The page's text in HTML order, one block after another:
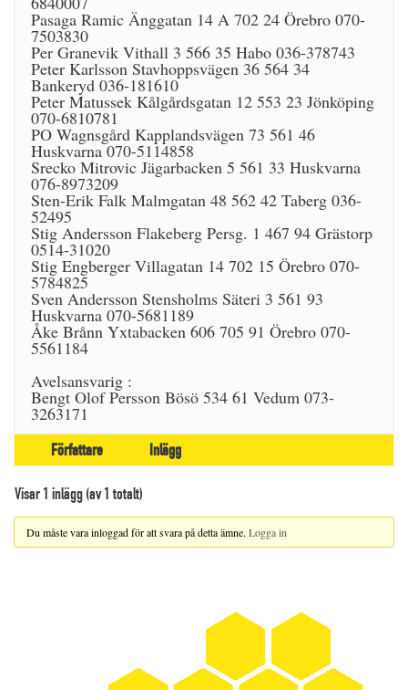
Pasaga Ramic Änggatan 14 A 702 24 Örebro 070-
7503830
Per Granevik Vithall 3 566 35 Habo 036-378743
Peter Karlsson Stavhoppsvägen 36 564 34
Bankeryd 036-181610
Peter Matussek Kålgårdsgatan 12 553 23 Jönköping
070-6810781
PO Wagnsgård Kapplandsvägen 73 561 46
Huskvarna 070-5114858
Srecko Mitrovic Jägarbacken 5 561 33 Huskvarna
076-8973209
Sten-Erik Falk Malmgatan 48 562 42 Taberg 036-
52495
Stig Andersson Flakeberg Persg. 1 467 94 Grästorp
0514-31020
Stig Engberger Villagatan 14 702 15 Örebro 070-
5784825
Sven Andersson Stensholms Säteri 3 561 93
Huskvarna 070-5681189
Åke Brånn Yxtabacken 606 705 91 Örebro 070-
5561184
Avelsansvarig :
Bengt Olof Persson Bösö 534 61 Vedum 073-
3263171
Författare Inlägg
Visar 1 inlägg (av 1 totalt)
Du måste vara inloggad för att svara på detta ämne. Logga in